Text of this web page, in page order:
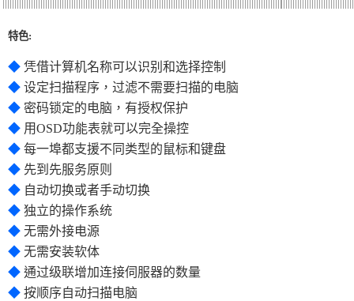
特色:
◆ 凭借计算机名称可以识别和选择控制
◆ 设定扫描程序，过滤不需要扫描的电脑
◆ 密码锁定的电脑，有授权保护
◆ 用OSD功能表就可以完全操控
◆ 每一埠都支援不同类型的鼠标和键盘
◆ 先到先服务原则
◆ 自动切换或者手动切换
◆ 独立的操作系统
◆ 无需外接电源
◆ 无需安装软体
◆ 通过级联增加连接伺服器的数量
◆ 按顺序自动扫描电脑